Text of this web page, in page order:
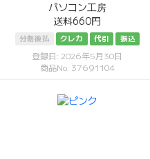
パソコン工房
送料660円
分割後払 クレカ 代引 振込
登録日: 2026年5月30日
商品No: 37691104